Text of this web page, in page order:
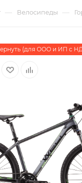
— Велосипеды —
(для ООО и ИП с